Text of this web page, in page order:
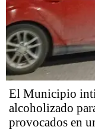
El Municipio
alcoholizado
provocados en